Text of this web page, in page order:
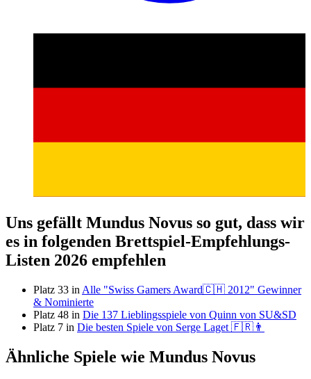
Uns gefällt Mundus Novus so gut, dass wir
es in folgenden Brettspiel-Empfehlungs-
Listen 2026 empfehlen
Platz 33 in Alle "Swiss Gamers Award🇨🇭 2012" Gewinner
& Nominierte
Platz 48 in Die 137 Lieblingsspiele von Quinn von SU&SD
Platz 7 in Die besten Spiele von Serge Laget 🇫🇷👨
Ähnliche Spiele wie Mundus Novus